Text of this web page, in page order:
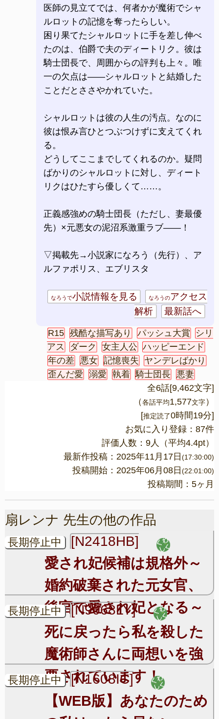
医師の見立てでは、何者かが魔術でシャ
ルロットの記憶を奪ったらしい。
困り果てたシャルロットに手を差し伸べ
たのは、伯爵で夫のディートリク。彼は
騎士団長で、周囲からの評判も上々。唯
一の欠点は――シャルロットと結婚した
ことだとささやかれていた。
シャルロットは彼の人生の汚点。なのに
彼は恨み言ひとつぶつけずに支えてくれ
る。
どうしてここまでしてくれるのか。疑問
ばかりのシャルロットに対し、ディート
リクはひたすら優しくて……。
正義感強めの騎士団長（ただし、妻最優
先）×元悪女の泥沼系激重ラブ――！
▽掲載先→小説家になろう（先行）、ア
ルファポリス、エブリスタ
なろうで小説情報を見る なろうのアクセス
解析
最新話へ
R15 残酷な描写あり パッシュ大賞
シリ
アス
ダーク 女主人公
ハッピーエンド
年の差
悪女 記憶喪失
ヤンデレばかり
歪んだ愛
溺愛 執着 騎士団長
悪妻
全6話[9,462文字]
（各話平均1,577文字）
[推定読了0時間19分]
お気に入り登録：87件
評価人数： 9 人（平均4.4pt）
最新作投稿：2025年11月17日(17:30:00)
投稿開始：2025年06月08日(22:01:00)
投稿期間：5ヶ月
扇レンナ 先生の他の作品
長期停止中 [N2418HB]
愛され妃候補は規格外～
婚約破棄された元女官、
後宮で愛され妃となる～
長期停止中 [N9068LY]
死に戻ったら私を殺した
魔術師さんに両想いを強
要されています！
長期停止中 [N1608IC]
【WEB版】あなたのため